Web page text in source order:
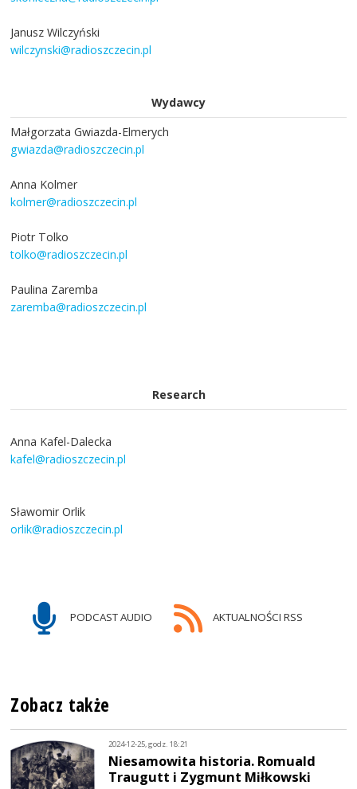
Janusz Wilczyński
wilczynski@radioszczecin.pl
Wydawcy
Małgorzata Gwiazda-Elmerych
gwiazda@radioszczecin.pl
Anna Kolmer
kolmer@radioszczecin.pl
Piotr Tolko
tolko@radioszczecin.pl
Paulina Zaremba
zaremba@radioszczecin.pl
Research
Anna Kafel-Dalecka
kafel@radioszczecin.pl
Sławomir Orlik
orlik@radioszczecin.pl
PODCAST AUDIO AKTUALNOŚCI RSS
Zobacz także
2024-12-25, godz. 18:21
Niesamowita historia. Romuald
Traugutt i Zygmunt Miłkowski